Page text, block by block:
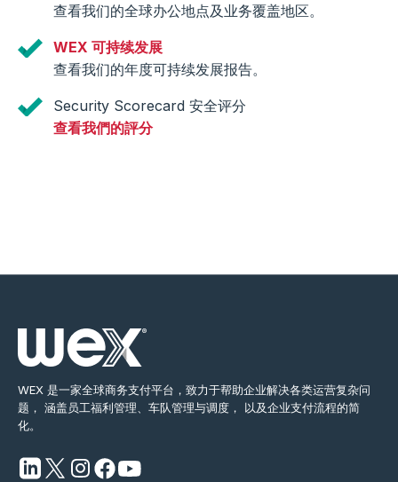
查看我们的全球办公地点及业务覆盖地区。
WEX 可持续发展
查看我们的年度可持续发展报告。
Security Scorecard 安全评分
查看我們的評分
WEX 是一家全球商务支付平台，致力于帮助企业解决各类运营复杂问
题， 涵盖员工福利管理、车队管理与调度， 以及企业支付流程的简
化。